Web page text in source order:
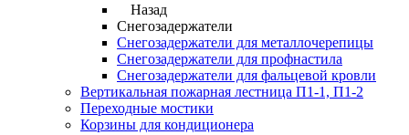
Назад
Снегозадержатели
Снегозадержатели для металлочерепицы
Снегозадержатели для профнастила
Снегозадержатели для фальцевой кровли
Вертикальная пожарная лестница П1-1, П1-2
Переходные мостики
Корзины для кондиционера